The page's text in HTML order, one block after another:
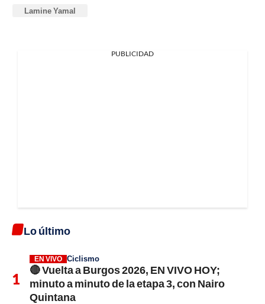
Lamine Yamal
PUBLICIDAD
Lo último
EN VIVO Ciclismo
🔴 Vuelta a Burgos 2026, EN VIVO HOY;
minuto a minuto de la etapa 3, con Nairo
Quintana